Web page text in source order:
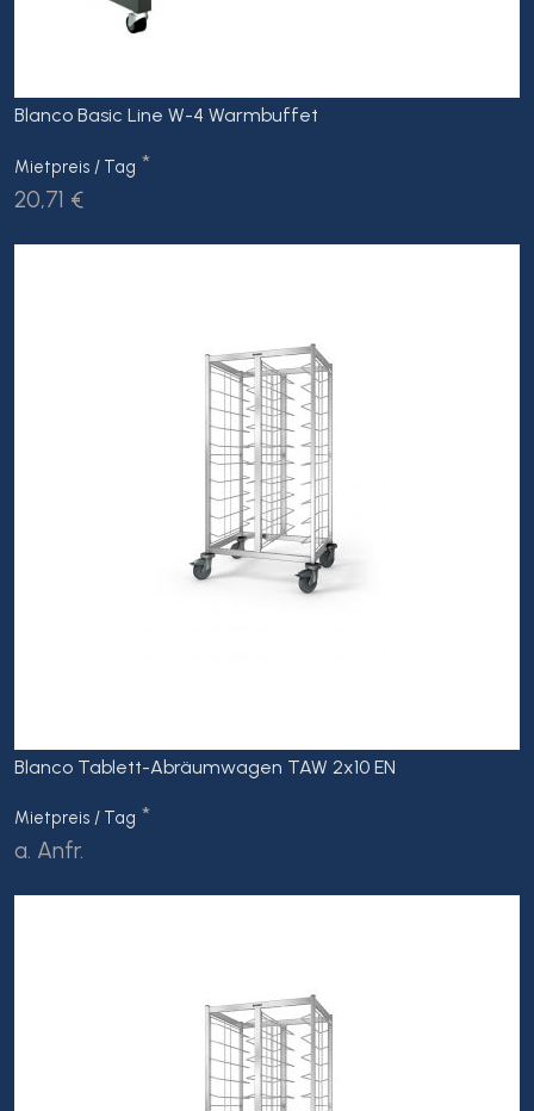
Blanco Basic Line W-4 Warmbuffet
Mietpreis / Tag *
20,71 €
Blanco Tablett-Abräumwagen TAW 2x10 EN
Mietpreis / Tag *
a. Anfr.